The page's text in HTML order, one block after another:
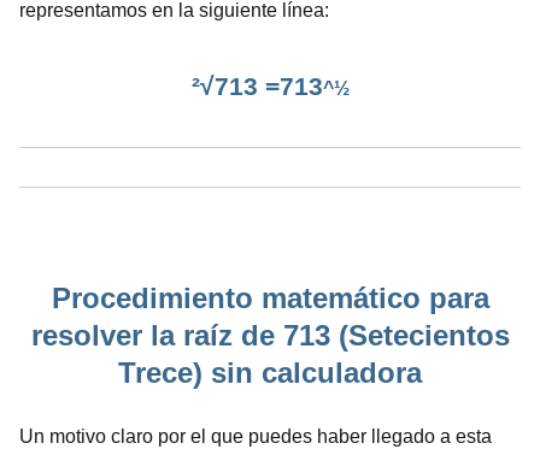
representamos en la siguiente línea:
²√713 =713^½
Procedimiento matemático para
resolver la raíz de 713 (Setecientos
Trece) sin calculadora
Un motivo claro por el que puedes haber llegado a esta